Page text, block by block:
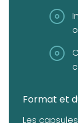
Format et
Les